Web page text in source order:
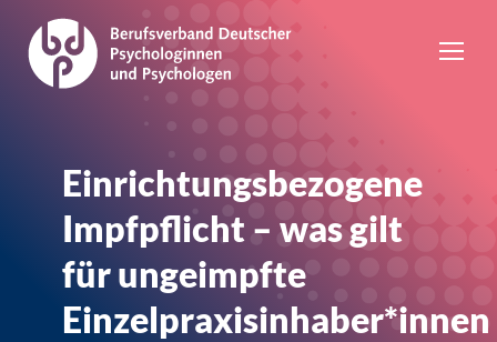
Einrichtungsbezogene
Impfpflicht – was gilt
für ungeimpfte
Einzelpraxisinhaber*innen